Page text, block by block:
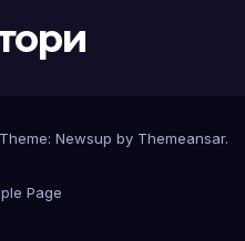
Theme: Newsup by Themeansar.
Page